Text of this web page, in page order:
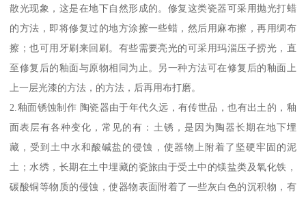
散光现象，这是在地下自然形成的。修复这类瓷器可采用抛光打蜡
的方法，即将修复过的地方涂擦一些蜡，然后用麻布擦，再用绸布
擦；也可用牙刷来回刷。有些需要亮光的可采用玛淄压子捞光，直
至修复后的釉面与原物相同为止。另一种方法可在修复后的釉面上
上一层光漆的方法，的方法，后再用布打磨。
2.釉面锈蚀制作 陶瓷器由于年代久远，有传世品，也有出土的，釉
面表层有各种变化，常见的有：土锈，是因为陶器长期在地下埋
藏，受到土中水和酸碱盐的侵蚀，使器物上附着了坚硬牢固的泥
土；水绣，长期在土中埋藏的瓷旅由于受土中的镁盐类及氧化铁，
碳酸铜等物质的侵蚀，使器物表面附着了一些灰白色的沉积物，有